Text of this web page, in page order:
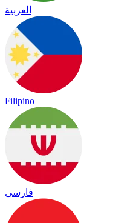
العربية
Filipino
فارسی